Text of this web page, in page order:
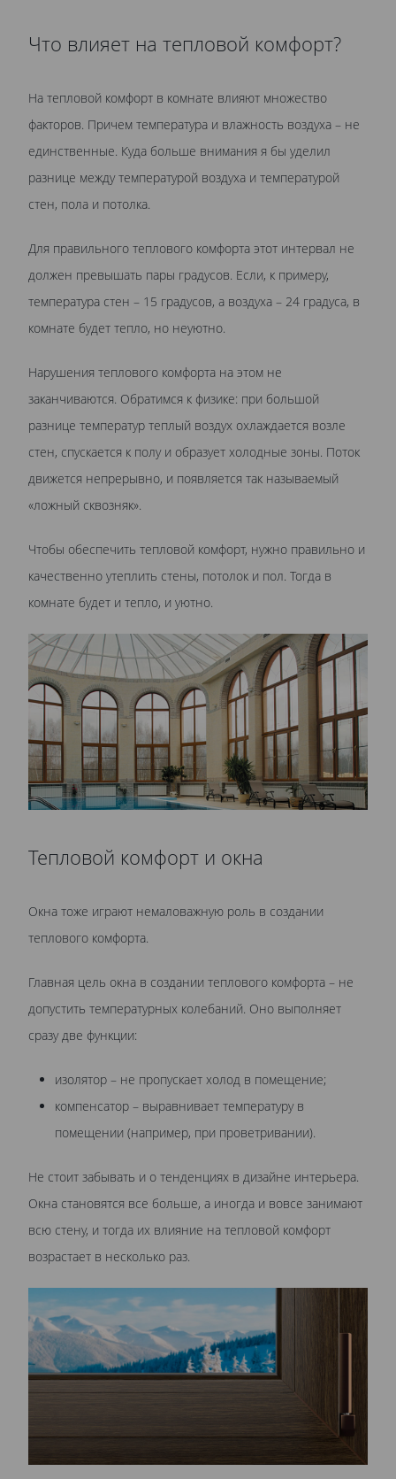
Что влияет на тепловой комфорт?
На тепловой комфорт в комнате влияют множество
факторов. Причем температура и влажность воздуха – не
единственные. Куда больше внимания я бы уделил
разнице между температурой воздуха и температурой
стен, пола и потолка.
Для правильного теплового комфорта этот интервал не
должен превышать пары градусов. Если, к примеру,
температура стен – 15 градусов, а воздуха – 24 градуса, в
комнате будет тепло, но неуютно.
Нарушения теплового комфорта на этом не
заканчиваются. Обратимся к физике: при большой
разнице температур теплый воздух охлаждается возле
стен, спускается к полу и образует холодные зоны. Поток
движется непрерывно, и появляется так называемый
«ложный сквозняк».
Чтобы обеспечить тепловой комфорт, нужно правильно и
качественно утеплить стены, потолок и пол. Тогда в
комнате будет и тепло, и уютно.
Тепловой комфорт и окна
Окна тоже играют немаловажную роль в создании
теплового комфорта.
Главная цель окна в создании теплового комфорта – не
допустить температурных колебаний. Оно выполняет
сразу две функции:
изолятор – не пропускает холод в помещение;
компенсатор – выравнивает температуру в
помещении (например, при проветривании).
Не стоит забывать и о тенденциях в дизайне интерьера.
Окна становятся все больше, а иногда и вовсе занимают
всю стену, и тогда их влияние на тепловой комфорт
возрастает в несколько раз.